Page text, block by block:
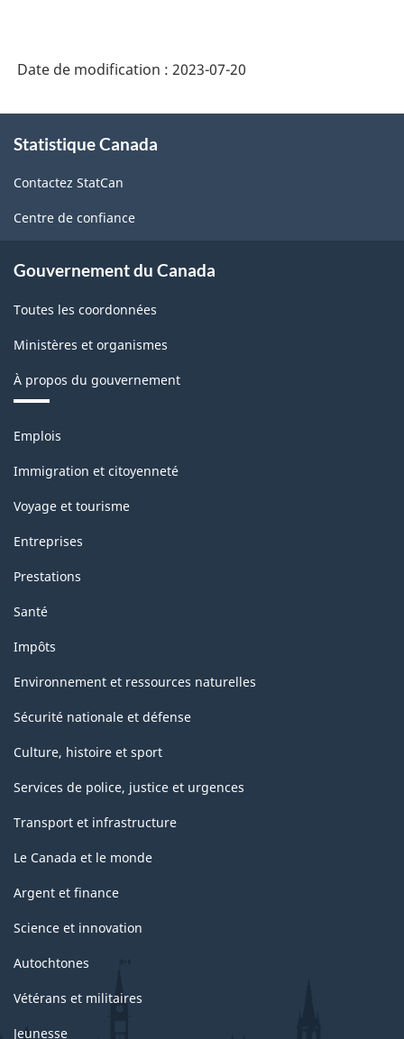
l'Amérique
du
Nord
(SCPAN)
2022
version
-
Structure
de
la
classification
Date de modification : 2023-07-20
propos
ce
site
Statistique Canada
Contactez StatCan
Centre de confiance
Gouvernement du Canada
Toutes les coordonnées
Ministères et organismes
À propos du gouvernement
Thèmes
sujets
Emplois
Immigration et citoyenneté
Voyage et tourisme
Entreprises
Prestations
Santé
Impôts
Environnement et ressources naturelles
Sécurité nationale et défense
Culture, histoire et sport
Services de police, justice et urgences
Transport et infrastructure
Le Canada et le monde
Argent et finance
Science et innovation
Autochtones
Vétérans et militaires
Jeunesse